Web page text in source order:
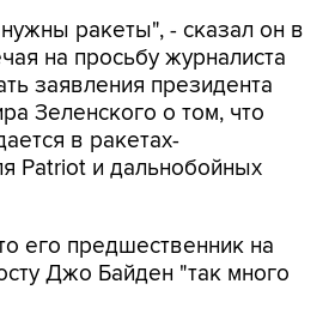
ракеты", - сказал он в
на просьбу журналиста
заявления президента
Зеленского о том, что
в ракетах-
Patriot и дальнобойных
его предшественник на
Джо Байден "так много